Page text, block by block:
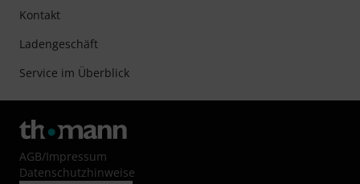
Kontakt
Ladengeschäft
Service im Überblick
AGB/Impressum
Datenschutzhinweise